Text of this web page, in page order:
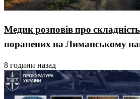
Медик розповів про складність
поранених на Лиманському
8 години назад